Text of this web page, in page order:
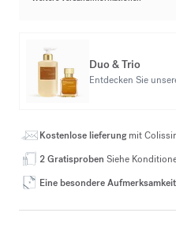
Duo & Trio
Entdecken Sie
Kostenlose lieferungmit
2 Gratisproben Siehe
Eine besondere Aufmerksamkeit